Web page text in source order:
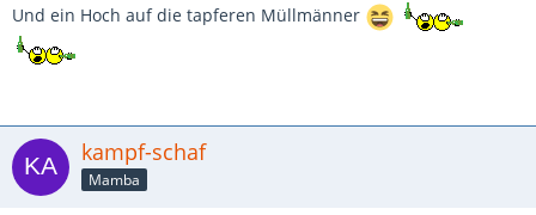
Und ein Hoch auf die tapferen Müllmänner
kampf-schaf
Mamba